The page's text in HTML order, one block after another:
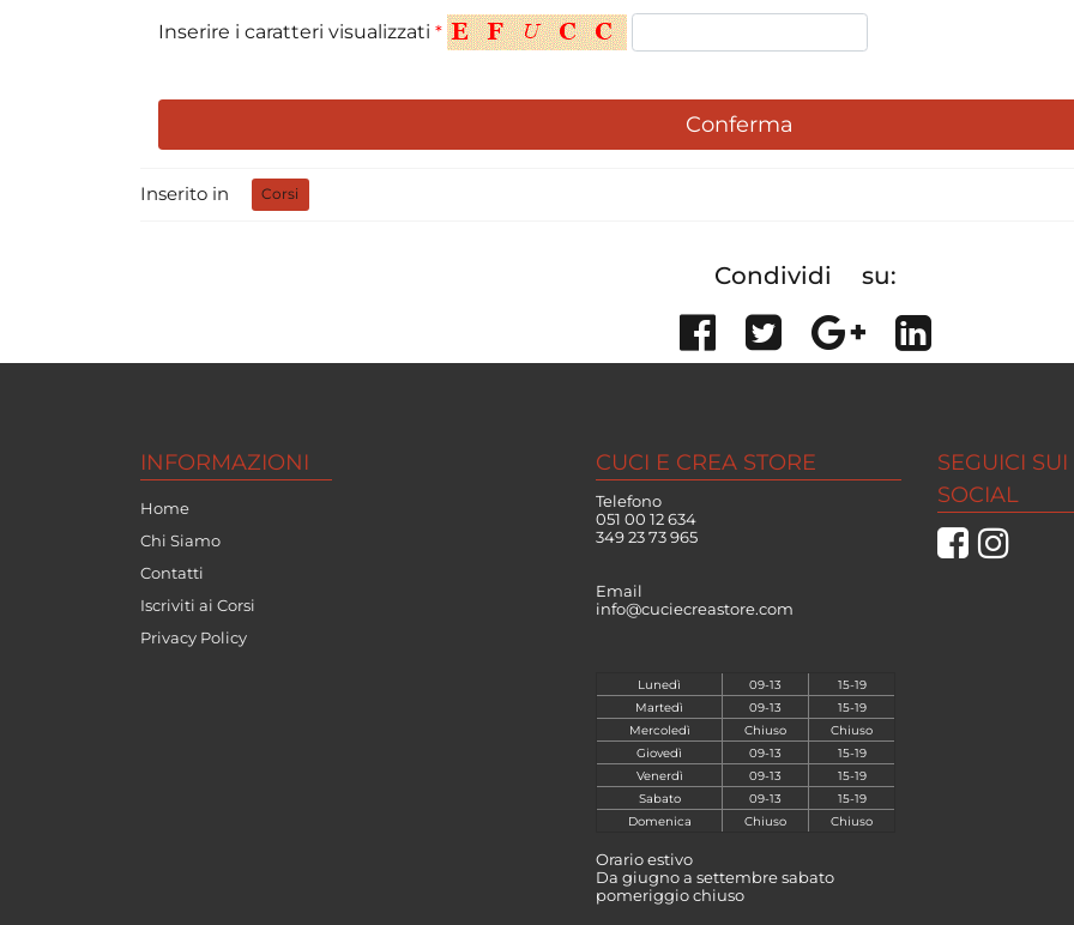
Inserire i caratteri visualizzati *
Inserito in Corsi
Condividi su:
Share on Facebook
Tweet Share on
Share on
INFORMAZIONI
Home
Chi Siamo
Contatti
Iscriviti ai Corsi
Privacy Policy
CUCI E CREA STORE
Telefono
051 00 12 634
349 23 73 965
Email
info@cuciecreastore.com
Lunedì 09-13
15-19
Martedì
09-13
15-19
Mercoledì
Chiuso
Chiuso
Giovedì
09-13
15-19
Venerdì
09-13
15-19
Sabato
09-13
15-19
Domenica
Chiuso Chiuso
Orario estivo
Da giugno a settembre sabato
pomeriggio chiuso
SEGUICI SUI
SOCIAL